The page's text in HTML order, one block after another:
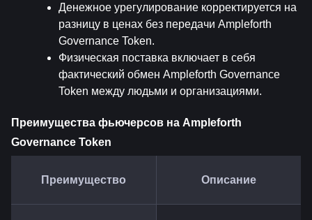
Денежное урегулирование корректируется на
разницу в ценах без передачи Ampleforth
Governance Token.
Физическая поставка включает в себя
фактический обмен Ampleforth Governance
Token между людьми и организациями.
Преимущества фьючерсов на Ampleforth
Governance Token
Преимущество Описание